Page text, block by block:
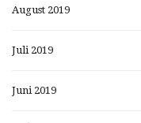
August 2019
Juli 2019
Juni 2019